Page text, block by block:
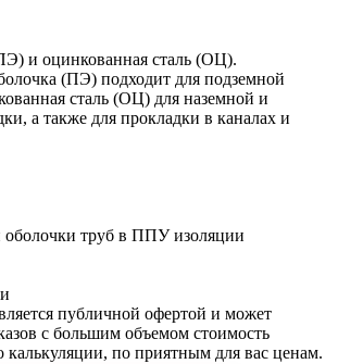
и оцинкованная сталь (ОЦ).
(ПЭ) подходит для подземной
сталь (ОЦ) для наземной и
а также для прокладки в каналах и
оболочки труб в ППУ изоляции
публичной офертой и может
с большим объемом стоимость
калькуляции, по приятным для вас ценам.